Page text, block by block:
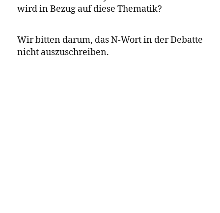
Jahr 2018 bewusst mit dieser Terminologie
veröffentlicht wurde und es sich nicht um